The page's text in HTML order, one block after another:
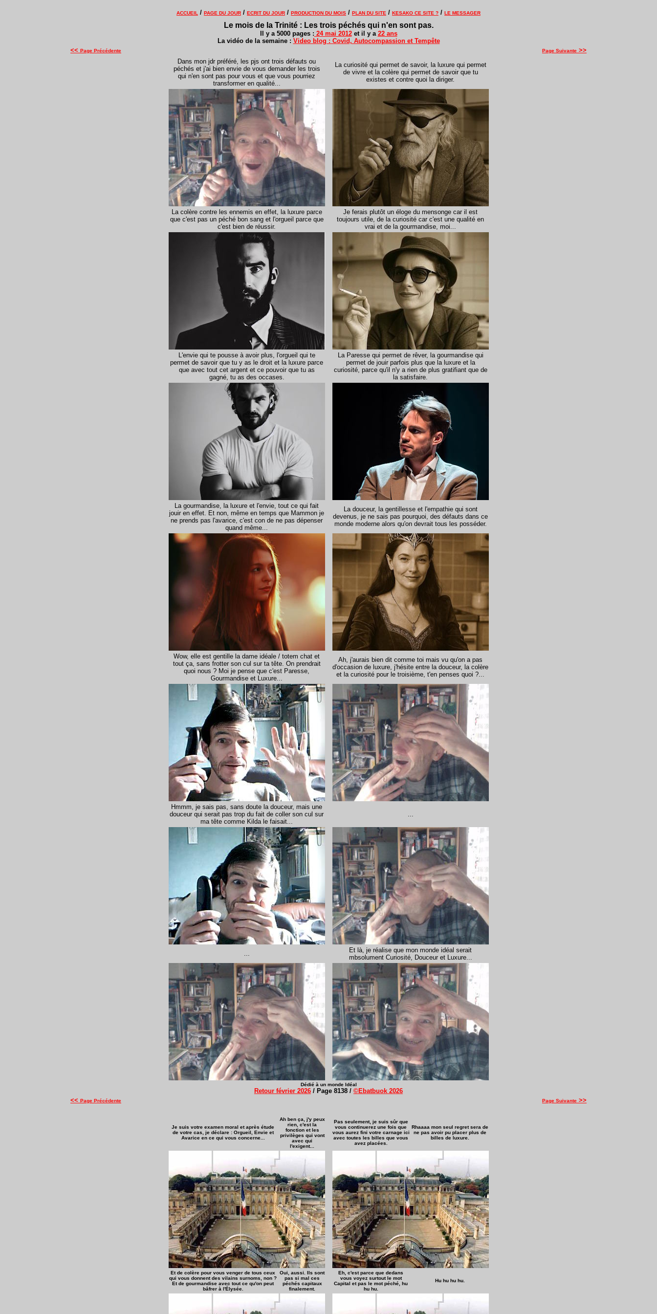
ACCUEIL / PAGE DU JOUR / ECRIT DU JOUR / PRODUCTION DU MOIS / PLAN DU SITE / KESAKO CE SITE ? / LE MESSAGER
Le mois de la Trinité : Les trois péchés qui n'en sont pas.
Il y a 5000 pages : 24 mai 2012et il y a 22 ans
La vidéo de la semaine : Video blog : Covid, Autocompassion et Tempête
<< Page Précédente Page Suivante >>
Dans mon jdr préféré, les pjs ont trois défauts ou
péchés et j'ai bien envie de vous demander les trois
qui n'en sont pas pour vous et que vous pourriez
transformer en qualité...
La curiosité qui permet de savoir, la luxure qui permet
de vivre et la colère qui permet de savoir que tu
existes et contre quoi la diriger.
La colère contre les ennemis en effet, la luxure parce
que c'est pas un péché bon sang et l'orgueil parce que
c'est bien de réussir.
Je ferais plutôt un éloge du mensonge car il est
toujours utile, de la curiosité car c'est une qualité en
vrai et de la gourmandise, moi...
L'envie qui te pousse à avoir plus, l'orgueil qui te
permet de savoir que tu y as le droit et la luxure parce
que avec tout cet argent et ce pouvoir que tu as
gagné, tu as des occases.
La Paresse qui permet de rêver, la gourmandise qui
permet de jouir parfois plus que la luxure et la
curiosité, parce qu'il n'y a rien de plus gratifiant que de
la satisfaire.
La gourmandise, la luxure et l'envie, tout ce qui fait
jouir en effet. Et non, même en temps que Mammon je
ne prends pas l'avarice, c'est con de ne pas dépenser
quand même...
La douceur, la gentillesse et l'empathie qui sont
devenus, je ne sais pas pourquoi, des défauts dans ce
monde moderne alors qu'on devrait tous les posséder.
Wow, elle est gentille la dame idéale / totem chat et
tout ça, sans frotter son cul sur ta tête. On prendrait
quoi nous ? Moi je pense que c'est Paresse,
Gourmandise et Luxure...
Ah, j'aurais bien dit comme toi mais vu qu'on a pas
d'occasion de luxure, j'hésite entre la douceur, la colère
et la curiosité pour le troisième, t'en penses quoi ?...
Hmmm, je sais pas, sans doute la douceur, mais une
douceur qui serait pas trop du fait de coller son cul sur
ma tête comme Kilda le faisait...
...
...
Et là, je réalise que mon monde idéal serait
mbsolument Curiosité, Douceur et Luxure...
Dédié à un monde Idéal
Retour février 2026 / Page 8138 / ©Ebatbuok 2026
<< Page Précédente Page Suivante >>
Je suis votre examen moral et après étude
de votre cas, je déclare : Orgueil, Envie et
Avarice en ce qui vous concerne...
Ah ben ça, j'y peux
rien, c'est la
fonction et les
privilèges qui vont
avec qui
l'exigent...
Pas seulement, je suis sûr que
vous continuerez une fois que
vous aurez fini votre carnage ici
avec toutes les billes que vous
avez placées.
Rhaaaa mon seul regret sera de
ne pas avoir pu placer plus de
billes de luxure.
Et de colère pour vous venger de tous ceux
qui vous donnent des vilains surnoms, non ?
Et de gourmandise avec tout ce qu'on peut
bâfrer à l'Élysée.
Oui, aussi. Ils sont
pas si mal ces
péchés capitaux
finalement.
Eh, c'est parce que dedans
vous voyez surtout le mot
Capital et pas le mot péché, hu
hu hu.
Hu hu hu hu.